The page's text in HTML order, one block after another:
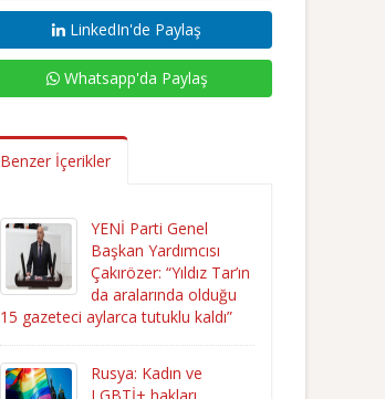
LinkedIn'de Paylaş
Whatsapp'da Paylaş
Benzer İçerikler
YENİ Parti Genel
Başkan Yardımcısı
Çakırözer: “Yıldız Tar’ın
da aralarında olduğu
15 gazeteci aylarca tutuklu kaldı”
Rusya: Kadın ve